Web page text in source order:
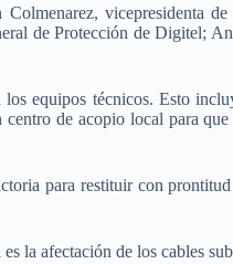
vicepresidenta
de Protección de Digitel;
equipos técnicos. Esto
de acopio local para
para restituir con
la afectación de los cables